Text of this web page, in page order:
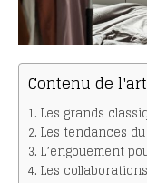
Contenu de
Les grands
Les tendances
L’engouement
Les